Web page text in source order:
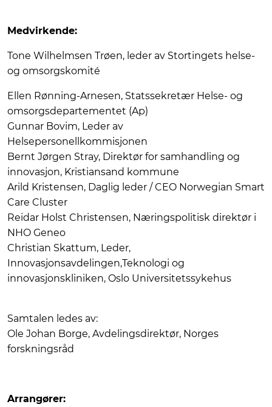
Medvirkende:
Tone Wilhelmsen Trøen, leder av Stortingets helse-
og omsorgskomité
Ellen Rønning-Arnesen, Statssekretær Helse- og
omsorgsdepartementet (Ap)
Gunnar Bovim, Leder av
Helsepersonellkommisjonen
Bernt Jørgen Stray, Direktør for samhandling og
innovasjon, Kristiansand kommune
Arild Kristensen, Daglig leder / CEO Norwegian Smart
Care Cluster
Reidar Holst Christensen, Næringspolitisk direktør i
NHO Geneo
Christian Skattum, Leder,
Innovasjonsavdelingen,Teknologi og
innovasjonskliniken, Oslo Universitetssykehus
Samtalen ledes av:
Ole Johan Borge, Avdelingsdirektør, Norges
forskningsråd
Arrangører: